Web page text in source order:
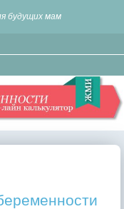
будущих мам